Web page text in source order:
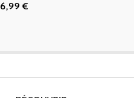
6,99€